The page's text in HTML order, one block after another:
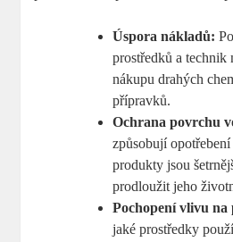
Úspora nákladů:
prostředků a technik
nákupu drahých
přípravků.
Ochrana povrchu
způsobují
produkty jsou
prodloužit jeho
Pochopení vlivu na
jaké prostředky